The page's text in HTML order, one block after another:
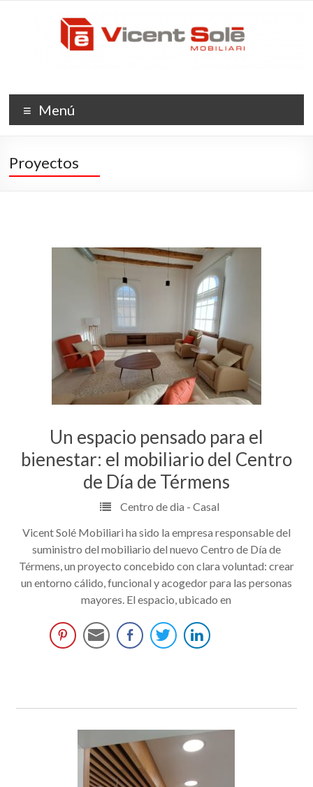
Menú
Proyectos
Un espacio pensado para el
bienestar: el mobiliario del Centro
de Día de Térmens
Centro de dia - Casal
Vicent Solé Mobiliari ha sido la empresa responsable del
suministro del mobiliario del nuevo Centro de Día de
Térmens, un proyecto concebido con clara voluntad: crear
un entorno cálido, funcional y acogedor para las personas
mayores. El espacio, ubicado en